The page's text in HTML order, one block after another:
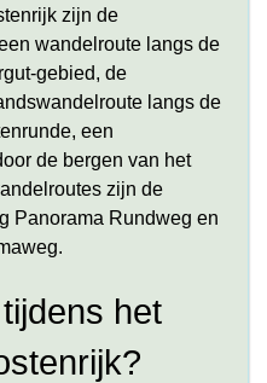
zijn de
wandelroute langs de
gebied, de
langs de
een
de bergen van het
zijn de
Panorama Rundweg en
het